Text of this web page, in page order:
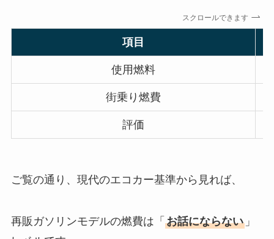
スクロールできます
項目
使用燃料
街乗り燃費
評価
ご覧の通り、現代のエコカー基準から見れば、
再販ガソリンモデルの燃費は「 お話にならない」